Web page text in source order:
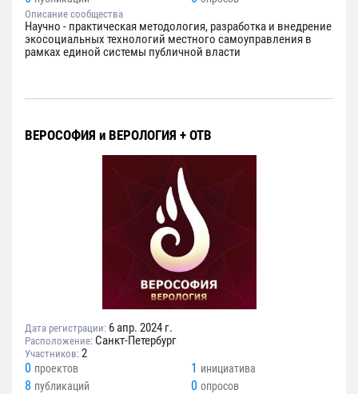
Описание сообщества
Научно - практическая методология, разработка и внедрение
экосоциальных технологий местного самоуправления в
рамках единой системы публичной власти
ВЕРОСОФИЯ и ВЕРОЛОГИЯ + ОТВ
Дата регистрации: 6 апр. 2024 г.
Расположение: Санкт-Петербург
Участников: 2
0 проектов 1 инициатива
8 публикаций 0 опросов